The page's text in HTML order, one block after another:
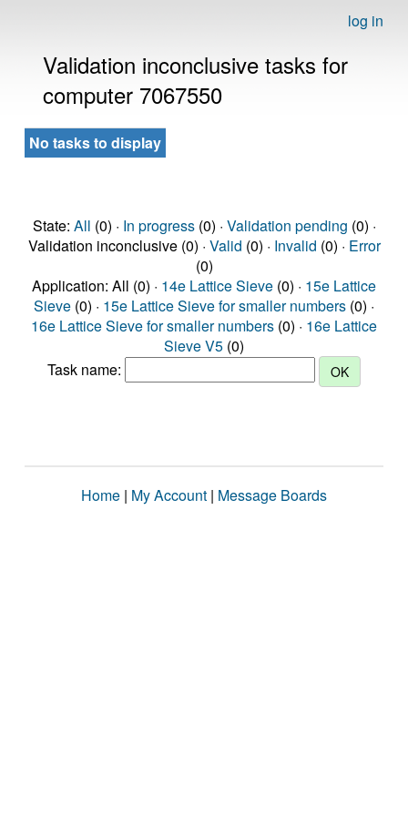
log in
Validation inconclusive tasks for
computer 7067550
No tasks to display
State: All (0) · In progress(0) · Validation pending (0) ·
Validation inconclusive (0) · Valid (0) · Invalid (0) · Error
(0)
Application: All (0) · 14e Lattice Sieve (0) · 15e Lattice
Sieve (0) · 15e Lattice Sieve for smaller numbers (0) ·
16e Lattice Sieve for smaller numbers (0) · 16e Lattice
Sieve V5 (0)
Task name:
Home | My Account | Message Boards